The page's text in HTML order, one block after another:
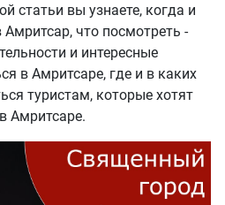
статьи вы узнаете, когда и
Амритсар, что посмотреть -
и интересные
в Амритсаре, где и в каких
туристам, которые хотят
Амритсаре.